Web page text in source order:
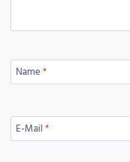
Name*
E-Mail*